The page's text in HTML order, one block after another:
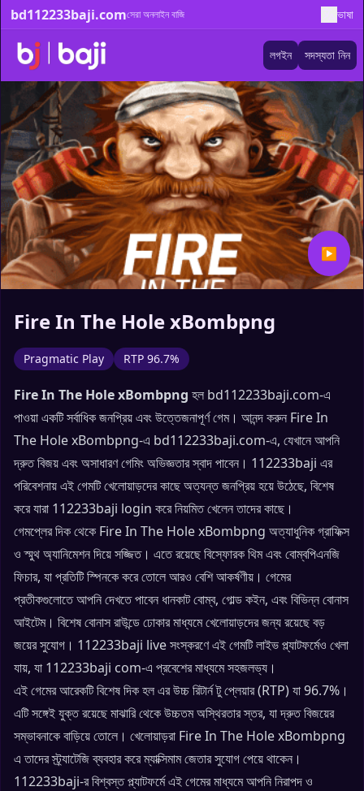
bd112233baji.comসেরা অনলাইন বাজি ভাষা
লগইন সদস্যতা নিন
▶
Fire In The Hole xBombpng
Pragmatic Play RTP 96.7%
Fire In The Hole xBombpng হল bd112233baji.com-এ
পাওয়া একটি সর্বাধিক জনপ্রিয় এবং উত্তেজনাপূর্ণ গেম। আনন্দ করুন Fire In
The Hole xBombpng-এ bd112233baji.com-এ, যেখানে আপনি
দ্রুত বিজয় এবং অসাধারণ গেমিং অভিজ্ঞতার স্বাদ পাবেন। 112233baji এর
পরিবেশনায় এই গেমটি খেলোয়াড়দের কাছে অত্যন্ত জনপ্রিয় হয়ে উঠেছে, বিশেষ
করে যারা 112233baji login করে নিয়মিত খেলেন তাদের কাছে।
গেমপ্লের দিক থেকে Fire In The Hole xBombpng অত্যাধুনিক গ্রাফিক্স
ও স্মুথ অ্যানিমেশন দিয়ে সজ্জিত। এতে রয়েছে বিস্ফোরক থিম এবং বোম্বপিএনজি
ফিচার, যা প্রতিটি স্পিনকে করে তোলে আরও বেশি আকর্ষণীয়। গেমের
প্রতীকগুলোতে আপনি দেখতে পাবেন ধানকাট বোম্ব, গোল্ড কইন, এবং বিভিন্ন বোনাস
আইটেম। বিশেষ বোনাস রাউন্ডে ঢোকার মাধ্যমে খেলোয়াড়দের জন্য রয়েছে বড়
জয়ের সুযোগ। 112233baji live সংস্করণে এই গেমটি লাইভ প্ল্যাটফর্মেও খেলা
যায়, যা 112233baji com-এ প্রবেশের মাধ্যমে সহজলভ্য।
এই গেমের আরেকটি বিশেষ দিক হল এর উচ্চ রিটার্ন টু প্লেয়ার (RTP) যা 96.7%।
এটি সঙ্গেই যুক্ত রয়েছে মাঝারি থেকে উচ্চতম অস্থিরতার স্তর, যা দ্রুত বিজয়ের
সম্ভাবনাকে বাড়িয়ে তোলে। খেলোয়াড়রা Fire In The Hole xBombpng
এ তাদের স্ট্র্যাটেজি ব্যবহার করে ম্যাক্সিমাম জেতার সুযোগ পেয়ে থাকেন।
112233baji-র বিশ্বস্ত প্ল্যাটফর্মে এই গেমের মাধ্যমে আপনি নিরাপদ ও